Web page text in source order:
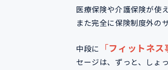
医療保険や介護保険が使
また完全に保険制度外の
中段に 「フィットネ
セージは、ずっと、しょ